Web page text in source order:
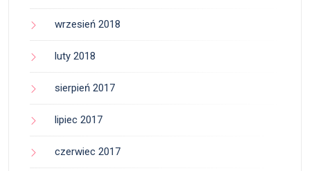
wrzesień 2018
luty 2018
sierpień 2017
lipiec 2017
czerwiec 2017